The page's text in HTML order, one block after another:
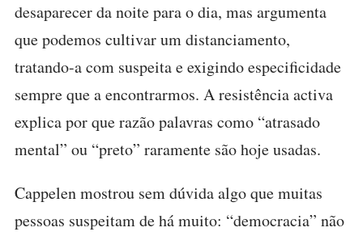
desaparecer da noite para o dia, mas argumenta
que podemos cultivar um distanciamento,
tratando-a com suspeita e exigindo especificidade
sempre que a encontrarmos. A resistência activa
explica por que razão palavras como “atrasado
mental” ou “preto” raramente são hoje usadas.
Cappelen mostrou sem dúvida algo que muitas
pessoas suspeitam de há muito: “democracia” não